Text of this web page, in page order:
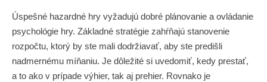
Úspešné hazardné hry vyžadujú dobré plánovanie a ovládanie
psychológie hry. Základné stratégie zahŕňajú stanovenie
rozpočtu, ktorý by ste mali dodržiavať, aby ste predišli
nadmernému míňaniu. Je dôležité si uvedomiť, kedy prestať,
a to ako v prípade výhier, tak aj prehier. Rovnako je